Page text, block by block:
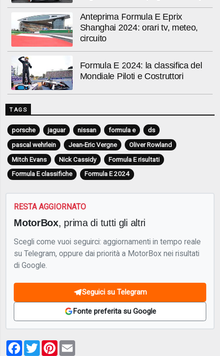
Anteprima Formula E Eprix
Shanghai 2024: orari tv, meteo,
circuito
Formula E 2024: la classifica del
Mondiale Piloti e Costruttori
TAGS
porsche jaguar nissan formula e
ds
pascal wehrlein
Jean-Eric Vergne
Oliver Rowland
Mitch Evans
Nick Cassidy
Formula E risultati
Formula E classifiche
Formula E 2024
RESTA AGGIORNATO
MotorBox, prima di tutti gli altri
Scegli come vuoi seguirci: aggiornamenti in tempo reale
su Telegram, oppure dai priorità a MotorBox nei risultati
di Google.
Seguici su Telegram
Fonte preferita su Google
Facebook
TwitterPinterest